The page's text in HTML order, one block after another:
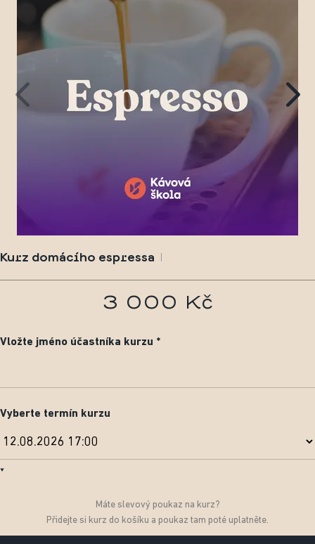
Kurz domácího espressa
3 000 Kč
Vložte jméno účastníka kurzu
Vyberte termín kurzu
Máte slevový poukaz na kurz?
Přidejte si kurz do košíku a poukaz tam poté uplatněte.